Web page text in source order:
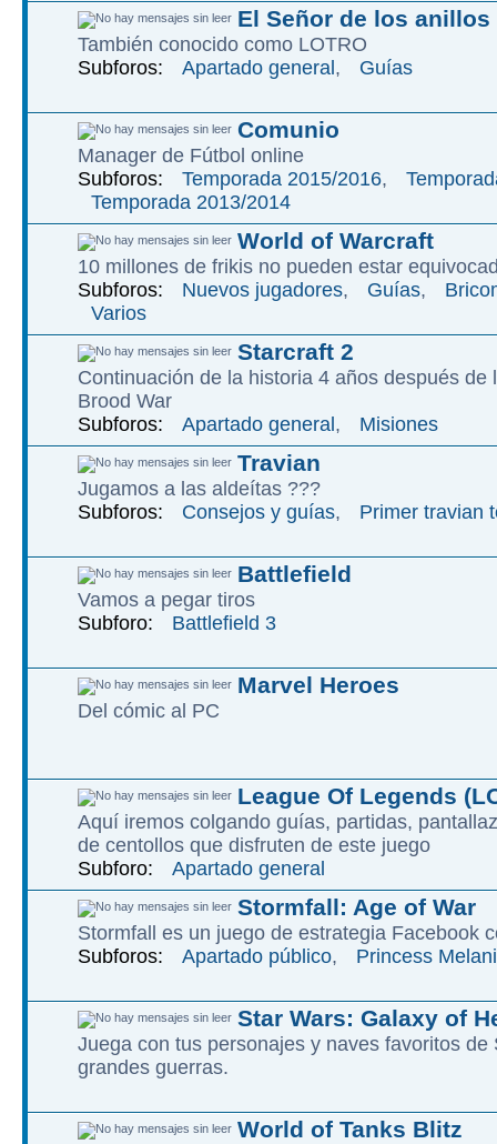
El Señor de los anillos
También conocido como LOTRO
Subforos:
Apartado general , Guías
Comunio
Manager de Fútbol online
Subforos:
Temporada 2015/2016,
Temporada 2013/2014
World of Warcraft
10 millones de frikis no pueden estar
Subforos:
Nuevos jugadores, Guías,
Varios
Starcraft 2
Continuación de la historia 4 años después
Brood War
Subforos:
Apartado general , Misiones
Travian
Jugamos a las aldeítas ???
Subforos:
Consejos y guías, Primer travian
Battlefield
Vamos a pegar tiros
Subforo:
Battlefield 3
Marvel Heroes
Del cómic al PC
League Of Legends
Aquí iremos colgando guías, partidas,
de centollos que disfruten de este juego
Subforo:
Apartado general
Stormfall: Age of War
Stormfall es un juego de estrategia Facebook
Subforos:
Apartado público, Princess
Star Wars: Galaxy of
Juega con tus personajes y naves favoritos
grandes guerras.
World of Tanks Blitz